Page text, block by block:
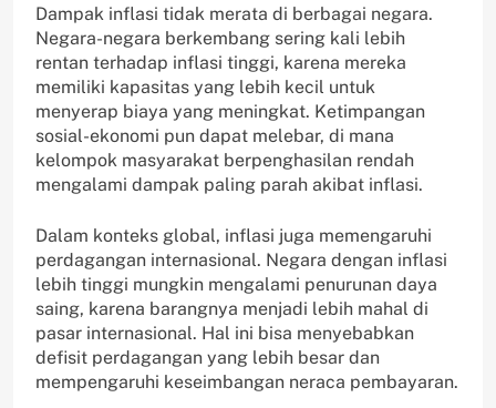
Dampak inflasi tidak merata di berbagai negara.
Negara-negara berkembang sering kali lebih
rentan terhadap inflasi tinggi, karena mereka
memiliki kapasitas yang lebih kecil untuk
menyerap biaya yang meningkat. Ketimpangan
sosial-ekonomi pun dapat melebar, di mana
kelompok masyarakat berpenghasilan rendah
mengalami dampak paling parah akibat inflasi.
Dalam konteks global, inflasi juga memengaruhi
perdagangan internasional. Negara dengan inflasi
lebih tinggi mungkin mengalami penurunan daya
saing, karena barangnya menjadi lebih mahal di
pasar internasional. Hal ini bisa menyebabkan
defisit perdagangan yang lebih besar dan
mempengaruhi keseimbangan neraca pembayaran.